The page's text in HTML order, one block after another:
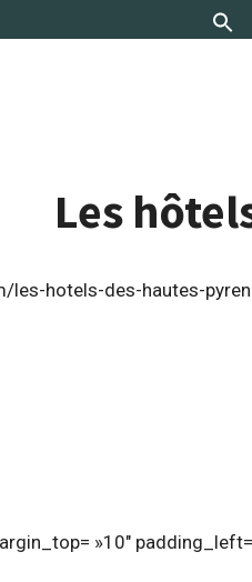
Les
hotels-des-hautes-
»10″